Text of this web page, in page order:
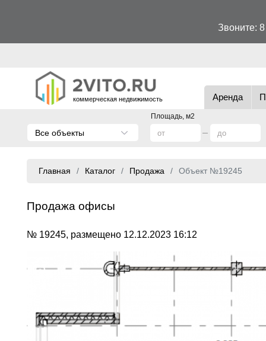
Звоните:
коммерческая недвижимость Аренда
Площадь, м2
Все объекты
Главная Каталог Продажа Объект №19245
Продажа офисы
№ 19245, размещено 12.12.2023 16:12